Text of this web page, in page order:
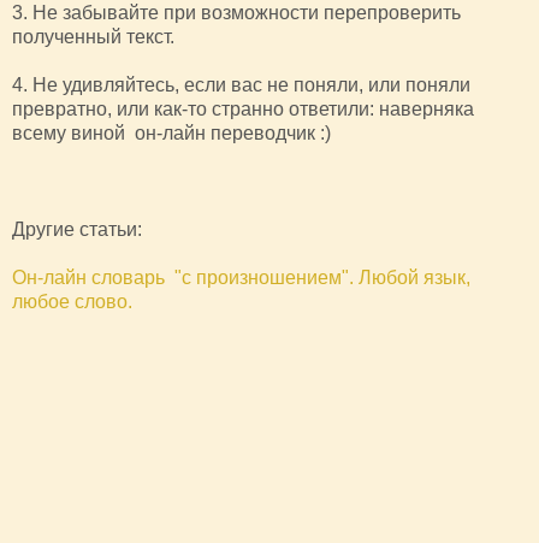
3. Не забывайте при возможности перепроверить
полученный текст.
4. Не удивляйтесь, если вас не поняли, или поняли
превратно, или как-то странно ответили: наверняка
всему виной он-лайн переводчик :)
Другие статьи:
Он-лайн словарь "с произношением". Любой язык,
любое слово.